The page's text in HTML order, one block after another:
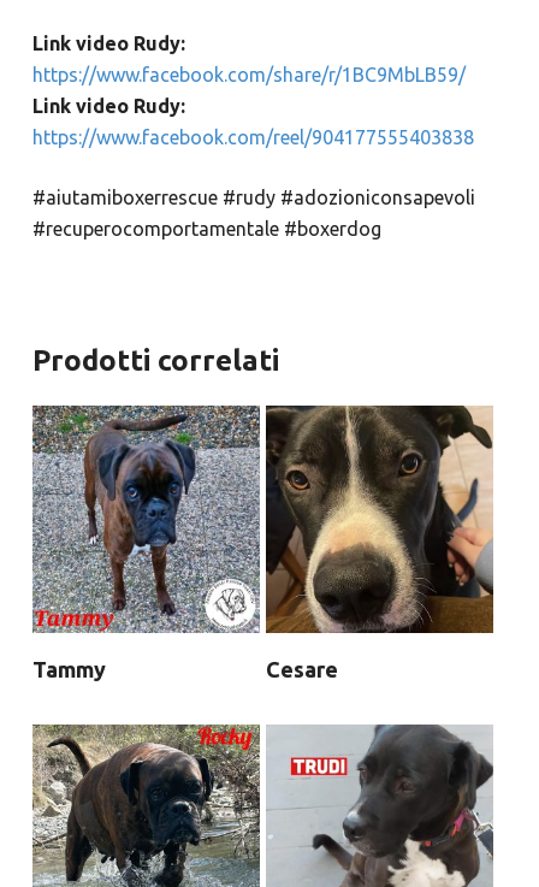
Link video Rudy:
https://www.facebook.com/share/r/1BC9MbLB59/
Link video Rudy:
https://www.facebook.com/reel/904177555403838
#aiutamiboxerrescue #rudy #adozioniconsapevoli
#recuperocomportamentale #boxerdog
Prodotti correlati
Tammy Cesare